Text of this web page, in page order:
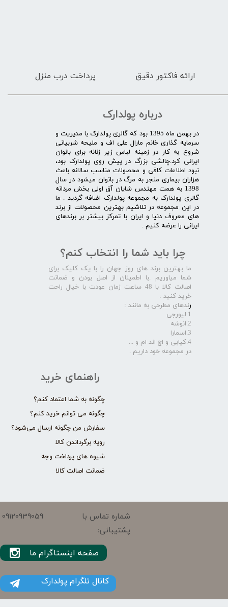
ارائه فاکتور دقیق پرداخت درب منزل
درباره پولدارک
در بهمن ماه 1395 بود که گالری پولدارک با مدیریت و
سرمایه گذاری خانم مارال علی اف و ملیحه شربیانی
شروع به کار در زمینه لباس زیر زنانه برای بانوان
ایرانی کرد.چالشی بزرگ در پیش روی پولدارک بود،
نبود اطلاعات کافی و محصولات مناسب سالانه باعث
هزاران بیماری منجر به مرگ در بانوان میشود در سال
1398 به همت مهندس شایان آق اولی بخش مردانه
گالری پولدارک به مجموعه پولدارک اضافه گردید . ما
در این مجموعه در تلاشیم بهترین محصولات از برند
های معروف دنیا و ایران با تمرکز بیشتر بر برندهای
ایرانی را عرضه کنیم .​​​​​​​
راهنمای خرید
چگونه به شما اعتماد کنم؟
چگونه می توانم خرید کنم؟
سفارش من چگونه ارسال می‌شود؟
رویه برگرداندن کالا
شیوه های پرداخت وجه
ضمانت اصالت کالا
چرا باید شما را انتخاب کنم؟
ما بهترین برند های روز جهان را با یک کلیک برای
شما میاوریم .با اطمینان از اصل بودن و ضمانت
اصالت کالا با 48 ساعت زمان عودت با خیال راحت
خرید کنید :
رندهای مطرحی به مانند :
1.لیورجی
2.انوشه
3.اسمارا
4.کیابی و اچ اند ام و ...
در مجموعه خود داریم .​​​​​​​
شماره تماس با
پشتیبانی:
09120939059
کانال تلگرام پولدارک
صفحه اینستاگرام ما